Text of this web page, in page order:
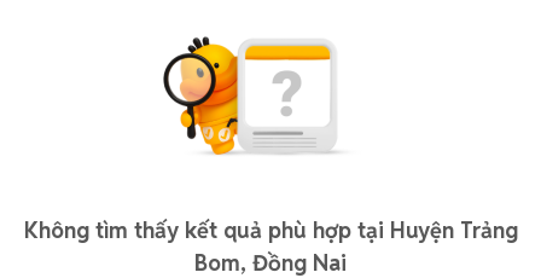
Không tìm thấy kết quả phù hợp tại Huyện Trảng
Bom, Đồng Nai